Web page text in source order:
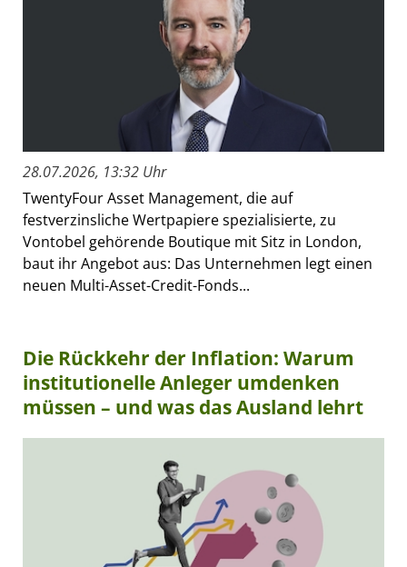
28.07.2026, 13:32 Uhr
TwentyFour Asset Management, die auf
festverzinsliche Wertpapiere spezialisierte, zu
Vontobel gehörende Boutique mit Sitz in London,
baut ihr Angebot aus: Das Unternehmen legt einen
neuen Multi-Asset-Credit-Fonds...
Die Rückkehr der Inflation: Warum
institutionelle Anleger umdenken
müssen – und was das Ausland lehrt